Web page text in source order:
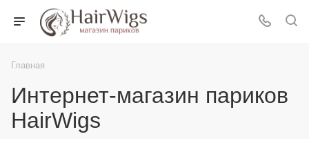
Главная
Интернет-магазин париков
HairWigs